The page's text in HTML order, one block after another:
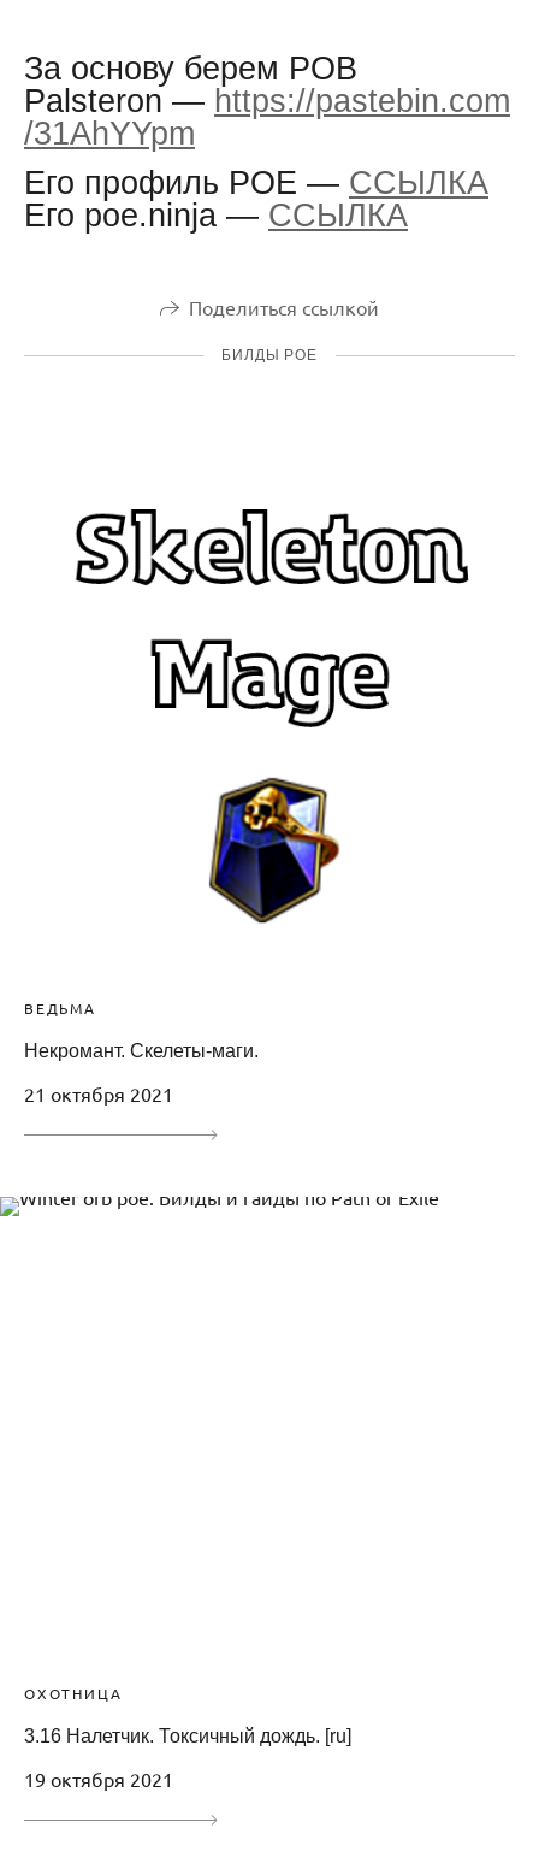
За основу берем POB
Palsteron — https://pastebin.com
/31AhYYpm
Его профиль POE — ССЫЛКА
Его poe.ninja — ССЫЛКА
Поделиться ссылкой
БИЛДЫ POE
ВЕДЬМА
Некромант. Скелеты-маги.
21 октября 2021
ОХОТНИЦА
3.16 Налетчик. Токсичный дождь. [ru]
19 октября 2021